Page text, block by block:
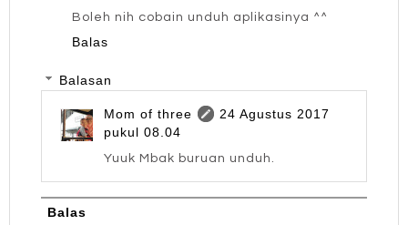
Boleh nih cobain unduh aplikasinya ^^
Balas
Balasan
Mom of three
24 Agustus 2017
pukul 08.04
Yuuk Mbak buruan unduh.
Balas